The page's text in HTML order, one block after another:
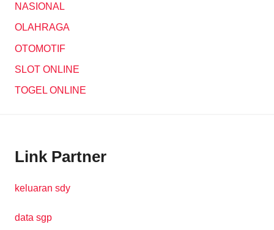
NASIONAL
OLAHRAGA
OTOMOTIF
SLOT ONLINE
TOGEL ONLINE
Link Partner
keluaran sdy
data sgp